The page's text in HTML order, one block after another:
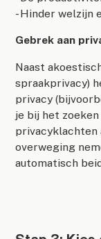
- Hinder welzijn
Gebrek aan
Naast
spraakprivacy)
privacy
je bij het
privacyklachten
overweging
automatisch